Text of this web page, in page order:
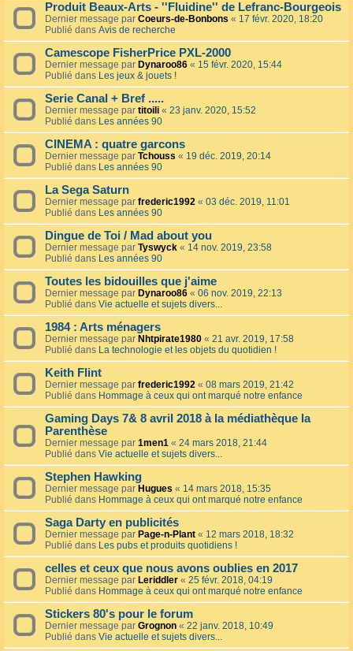
Produit Beaux-Arts - ''Fluidine'' de Lefranc-Bourgeois
Dernier message par Coeurs-de-Bonbons « 17 févr. 2020, 18:20
Publié dans Avis de recherche
Camescope FisherPrice PXL-2000
Dernier message par Dynaroo86 « 15 févr. 2020, 15:44
Publié dans Les jeux & jouets !
Serie Canal + Bref .....
Dernier message par titoili « 23 janv. 2020, 15:52
Publié dans Les années 90
CINEMA : quatre garcons
Dernier message par Tchouss « 19 déc. 2019, 20:14
Publié dans Les années 90
La Sega Saturn
Dernier message par frederic1992 « 03 déc. 2019, 11:01
Publié dans Les années 90
Dingue de Toi / Mad about you
Dernier message par Tyswyck « 14 nov. 2019, 23:58
Publié dans Les années 90
Toutes les bidouilles que j'aime
Dernier message par Dynaroo86 « 06 nov. 2019, 22:13
Publié dans Vie actuelle et sujets divers...
1984 : Arts ménagers
Dernier message par Nhtpirate1980 « 21 avr. 2019, 17:58
Publié dans La technologie et les objets du quotidien !
Keith Flint
Dernier message par frederic1992 « 08 mars 2019, 21:42
Publié dans Hommage à ceux qui ont marqué notre enfance
Gaming Days 7& 8 avril 2018 à la médiathèque la
Parenthèse
Dernier message par 1men1 « 24 mars 2018, 21:44
Publié dans Vie actuelle et sujets divers...
Stephen Hawking
Dernier message par Hugues « 14 mars 2018, 15:35
Publié dans Hommage à ceux qui ont marqué notre enfance
Saga Darty en publicités
Dernier message par Page-n-Plant « 12 mars 2018, 18:32
Publié dans Les pubs et produits quotidiens !
celles et ceux que nous avons oublies en 2017
Dernier message par Leriddler « 25 févr. 2018, 04:19
Publié dans Hommage à ceux qui ont marqué notre enfance
Stickers 80's pour le forum
Dernier message par Grognon « 22 janv. 2018, 10:49
Publié dans Vie actuelle et sujets divers...